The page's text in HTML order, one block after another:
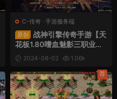
C-传奇 · 手游服务端
原创
战神引擎传奇手游【天
花板1.80嗜血魅影三职业仿
996UI免授权版】Win一键
服务端+安卓苹果双端+GM
后台+视频架设教程
2024-08-02
1.06k
荐